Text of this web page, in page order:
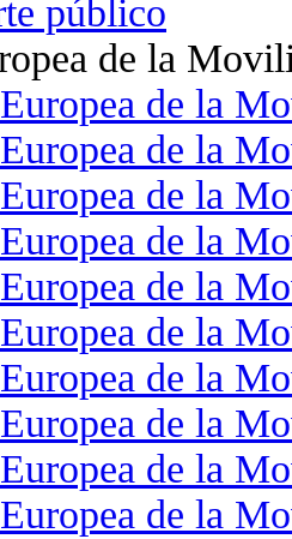
público
de la
de la
de la
de la
de la
de la
de la
de la
de la
de la
de la